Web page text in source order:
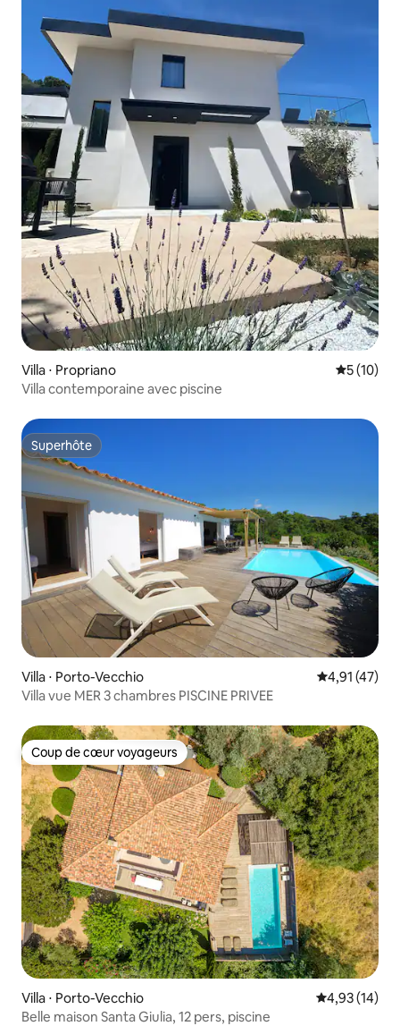
Villa ⋅ Propriano
5 (10)
Villa contemporaine avec piscine
Superhôte
Superhôte
Villa ⋅ Porto-Vecchio Évaluation
4,91 (47)
Villa vue MER 3 chambres PISCINE PRIVEE
Coup de cœur voyageurs
Coup de cœur voyageurs
Villa ⋅ Porto-Vecchio Évaluation
4,93 (14)
Belle maison Santa Giulia, 12 pers, piscine